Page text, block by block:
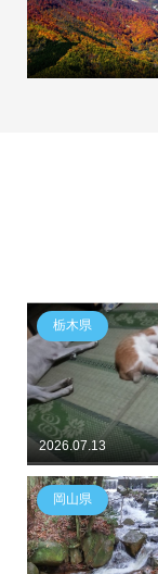
2026.07.13
栃木県
岡山県